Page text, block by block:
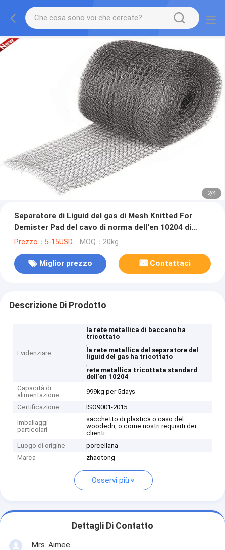
2/4
Separatore di Liguid del gas di Mesh Knitted For
Demister Pad del cavo di norma dell'en 10204 di
baccano
Prezzo：5-15USD MOQ：20kg
Miglior prezzo Contattaci
Descrizione Di Prodotto
Evidenziare
la rete metallica di baccano ha
tricottato
,
la rete metallica del separatore del
liguid del gas ha tricottato
,
rete metallica tricottata standard
dell'en 10204
Capacità di
alimentazione
999kg per 5days
Certificazione ISO9001-2015
Imballaggi
particolari
sacchetto di plastica o caso del
woodedn, o come nostri requisiti dei
clienti
Luogo di origine
porcellana
Marca
zhaotong
Osservi più
Dettagli Di Contatto
Mrs. Aimee